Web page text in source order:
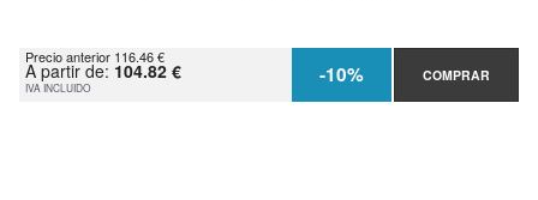
Precio anterior 116.46 €
A partir de: 104.82 €
IVA INCLUIDO -10% COMPRAR